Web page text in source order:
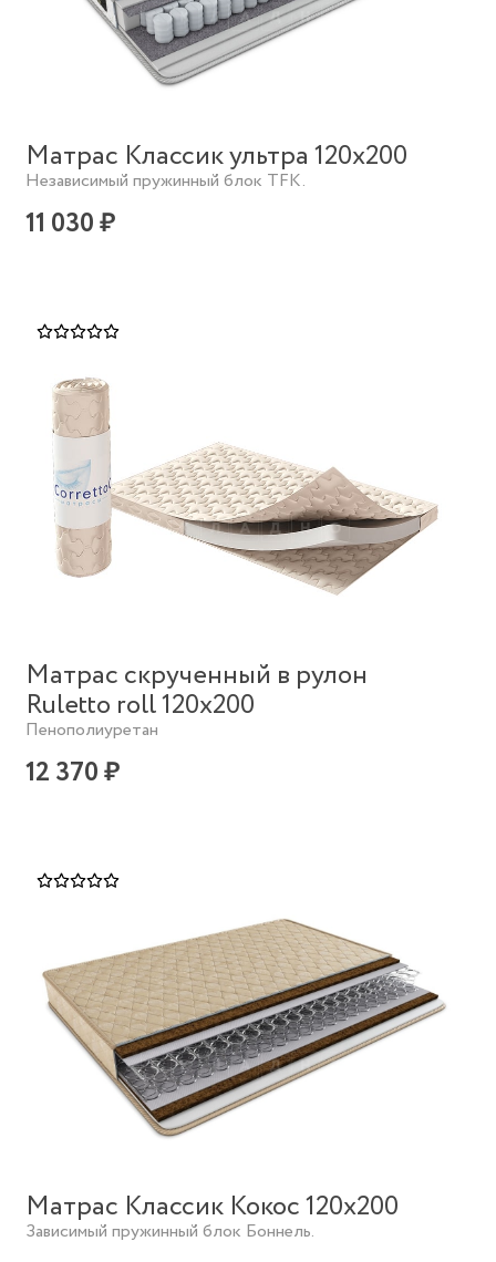
Матрас Классик ультра 120х200
Независимый пружинный блок TFK.
11 030 ₽
Матрас скрученный в рулон
Ruletto roll 120х200
Пенополиуретан
12 370 ₽
Матрас Классик Кокос 120х200
Зависимый пружинный блок Боннель.